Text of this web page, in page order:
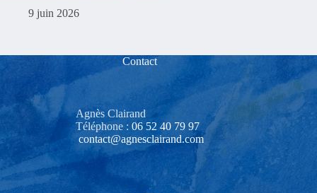
9 juin 2026
Contact
Agnès Clairand
Téléphone : 06 52 40 79 97‬
contact@agnesclairand.com